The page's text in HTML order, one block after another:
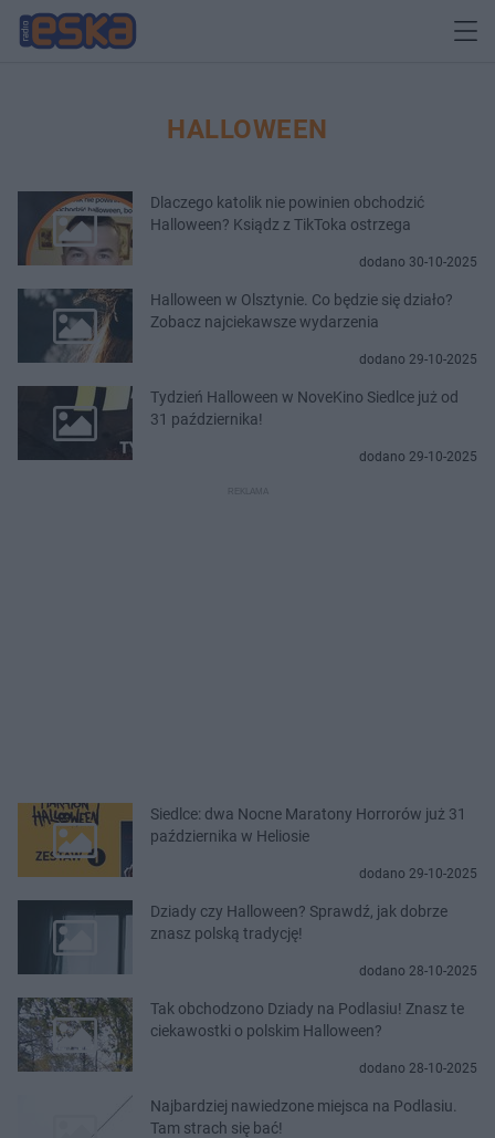
HALLOWEEN
Dlaczego katolik nie powinien obchodzić
Halloween? Ksiądz z TikToka ostrzega
dodano 30-10-2025
Halloween w Olsztynie. Co będzie się działo?
Zobacz najciekawsze wydarzenia
dodano 29-10-2025
Tydzień Halloween w NoveKino Siedlce już od
31 października!
dodano 29-10-2025
Siedlce: dwa Nocne Maratony Horrorów już 31
października w Heliosie
dodano 29-10-2025
Dziady czy Halloween? Sprawdź, jak dobrze
znasz polską tradycję!
dodano 28-10-2025
Tak obchodzono Dziady na Podlasiu! Znasz te
ciekawostki o polskim Halloween?
dodano 28-10-2025
Najbardziej nawiedzone miejsca na Podlasiu.
Tam strach się bać!